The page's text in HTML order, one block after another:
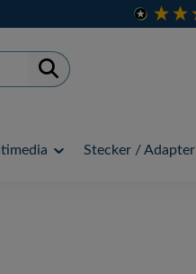
Stecker / Adapter